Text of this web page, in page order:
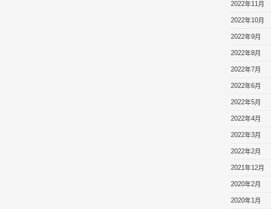
2022年11月
2022年10月
2022年9月
2022年8月
2022年7月
2022年6月
2022年5月
2022年4月
2022年3月
2022年2月
2021年12月
2020年2月
2020年1月